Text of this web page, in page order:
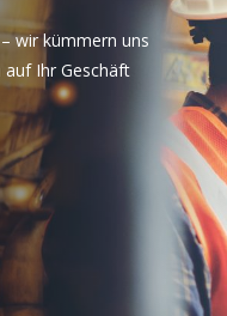
wir kümmern uns
auf Ihr Geschäft